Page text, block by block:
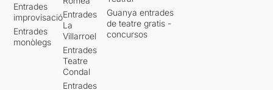
Entrades
improvisació
Entrades
monòlegs
Entrades
La
Villarroel
Entrades
Teatre
Condal
Entrades
Guanya entrades
de teatre gratis -
concursos